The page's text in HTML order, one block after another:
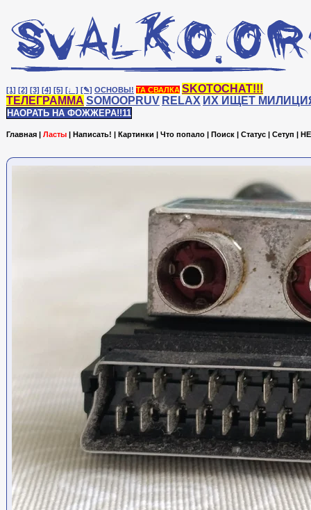
[1] [2] [3] [4] [5] [♩] [✎] ОСНОВЫ! ТА СВАЛКА SKOTOCHAT!!!
ТЕЛЕГРАММА SOMOOPRUV RELAX ИХ ИЩЕТ
НАОРАТЬ НА ФОЖЖЕРА!!11
Главная | Ласты | Написать! | Картинки | Что попало | Поиск | Статус | Сетуп |